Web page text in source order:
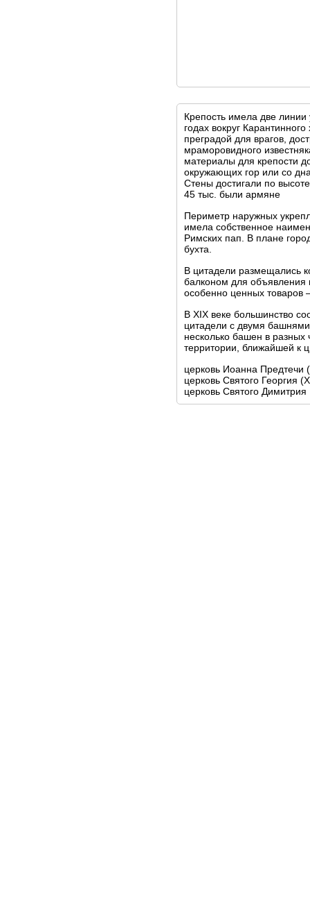
Крепость имела две
годах вокруг
преградой для врагов,
мраморовидного
материалы для крепости
окружающих гор или со
Стены достигали по
45 тыс. были армяне
Периметр наружных
имела собственное
Римских пап. В плане
бухта.
В цитадели размещались
балконом для объявления
особенно ценных
В XIX веке большинство
цитадели с двумя
несколько башен в
территории, ближайшей к
церковь Иоанна Предтечи
церковь Святого Георгия
церковь Святого Димитрия